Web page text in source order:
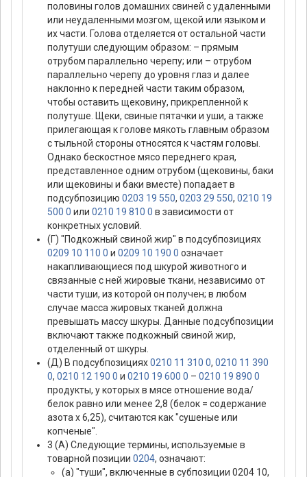
половины голов домашних свиней с удаленными
или неудаленными мозгом, щекой или языком и
их части. Голова отделяется от остальной части
полутуши следующим образом: – прямым
отрубом параллельно черепу; или – отрубом
параллельно черепу до уровня глаз и далее
наклонно к передней части таким образом,
чтобы оставить щековину, прикрепленной к
полутуше. Щеки, свиные пятачки и уши, а также
прилегающая к голове мякоть главным образом
с тыльной стороны относятся к частям головы.
Однако бескостное мясо переднего края,
представленное одним отрубом (щековины, баки
или щековины и баки вместе) попадает в
подсубпозицию 0203 19 550, 0203 29 550, 0210 19
500 0 или 0210 19 810 0 в зависимости от
конкретных условий.
(Г) "Подкожный свиной жир" в подсубпозициях
0209 10 110 0 и 0209 10 190 0 означает
накапливающиеся под шкурой животного и
связанные с ней жировые ткани, независимо от
части туши, из которой он получен; в любом
случае масса жировых тканей должна
превышать массу шкуры. Данные подсубпозиции
включают также подкожный свиной жир,
отделенный от шкуры.
(Д) В подсубпозициях0210 11 310 0, 0210 11 390
0, 0210 12 190 0 и 0210 19 600 0 – 0210 19 890 0
продукты, у которых в мясе отношение вода/
белок равно или менее 2,8 (белок = содержание
азота х 6,25), считаются как "сушеные или
копченые".
3 (А) Следующие термины, используемые в
товарной позиции 0204, означают:
(а) "туши", включенные в субпозиции 0204 10,